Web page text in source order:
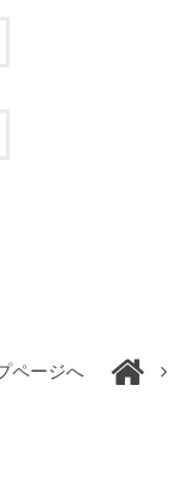
ページへ